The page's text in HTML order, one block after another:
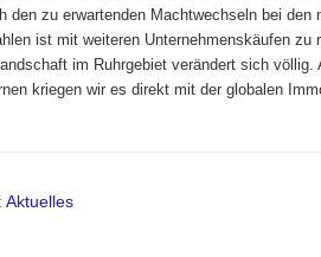
den zu erwartenden Machtwechseln bei den
ist mit weiteren Unternehmenskäufen zu
im Ruhrgebiet verändert sich
kriegen wir es direkt mit der globalen
Aktuelles